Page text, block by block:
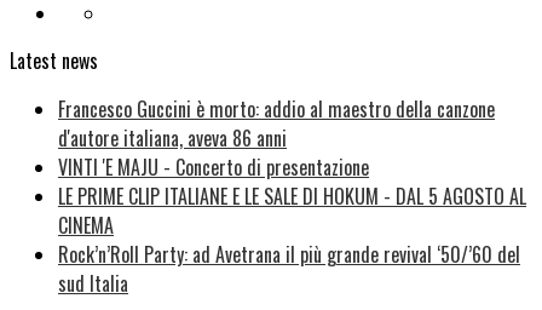
Latest news
Francesco Guccini è morto: addio al maestro della canzone
d'autore italiana, aveva 86 anni
VINTI 'E MAJU - Concerto di presentazione
LE PRIME CLIP ITALIANE E LE SALE DI HOKUM - DAL 5 AGOSTO AL
CINEMA
Rock’n’Roll Party: ad Avetrana il più grande revival ‘50/’60 del
sud Italia